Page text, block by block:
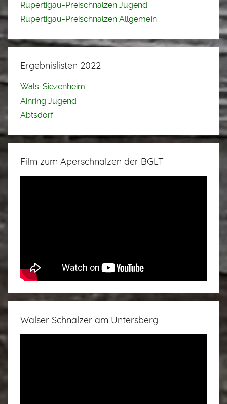
Rupertigau-Preischnalzen Jugend
Rupertigau-Preischnalzen Allgemein
Ergebnislisten 2022
Wals-Siezenheim
Ainring Jugend
Abtsdorf
Film zum Aperschnalzen der BGLT
Walser Schnalzer am Untersberg